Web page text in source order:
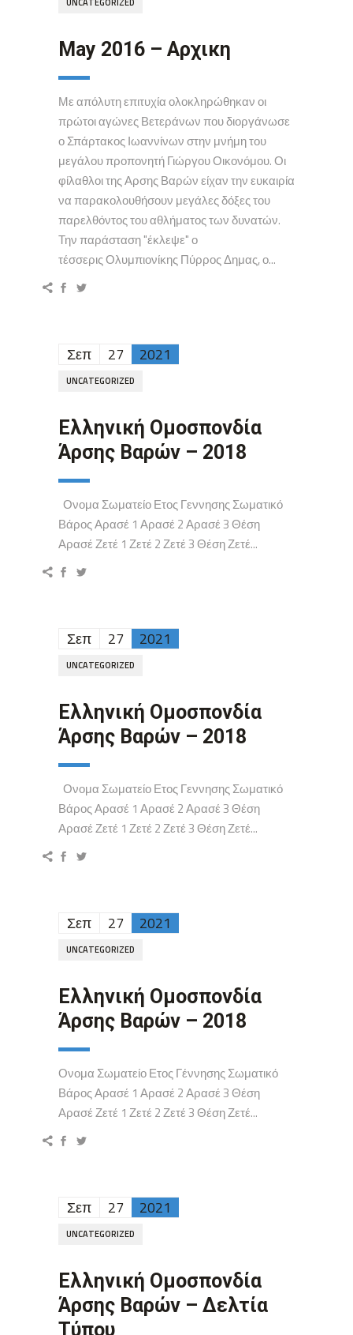
May 2016 – Αρχικη
Με απόλυτη επιτυχία ολοκληρώθηκαν οι
πρώτοι αγώνες Βετεράνων που διοργάνωσε
ο Σπάρτακος Ιωαννίνων στην μνήμη του
μεγάλου προπονητή Γιώργου Οικονόμου. Οι
φίλαθλοι της Αρσης Βαρών είχαν την ευκαιρία
να παρακολουθήσουν μεγάλες δόξες του
παρελθόντος του αθλήματος των δυνατών.
Την παράσταση "έκλεψε" ο
τέσσερις Ολυμπιονίκης Πύρρος Δημας, ο...
Σεπ 27 2021
UNCATEGORIZED
Ελληνική Ομοσπονδία
Άρσης Βαρών – 2018
Ονομα Σωματείο Ετος Γεννησης Σωματικό
Βάρος Αρασέ 1 Αρασέ 2 Αρασέ 3 Θέση
Αρασέ Ζετέ 1 Ζετέ 2 Ζετέ 3 Θέση Ζετέ...
Σεπ 27 2021
UNCATEGORIZED
Ελληνική Ομοσπονδία
Άρσης Βαρών – 2018
Ονομα Σωματείο Ετος Γεννησης Σωματικό
Βάρος Αρασέ 1 Αρασέ 2 Αρασέ 3 Θέση
Αρασέ Ζετέ 1 Ζετέ 2 Ζετέ 3 Θέση Ζετέ...
Σεπ 27 2021
UNCATEGORIZED
Ελληνική Ομοσπονδία
Άρσης Βαρών – 2018
Ονομα Σωματείο Ετος Γέννησης Σωματικό
Βάρος Αρασέ 1 Αρασέ 2 Αρασέ 3 Θέση
Αρασέ Ζετέ 1 Ζετέ 2 Ζετέ 3 Θέση Ζετέ...
Σεπ 27 2021
UNCATEGORIZED
Ελληνική Ομοσπονδία
Άρσης Βαρών – Δελτία
Τύπου